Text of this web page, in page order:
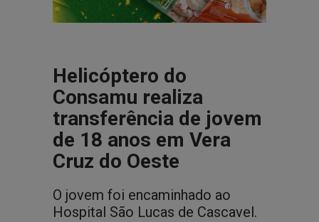
Helicóptero do
Consamu realiza
transferência de jovem
de 18 anos em Vera
Cruz do Oeste
O jovem foi encaminhado ao
Hospital São Lucas de Cascavel.